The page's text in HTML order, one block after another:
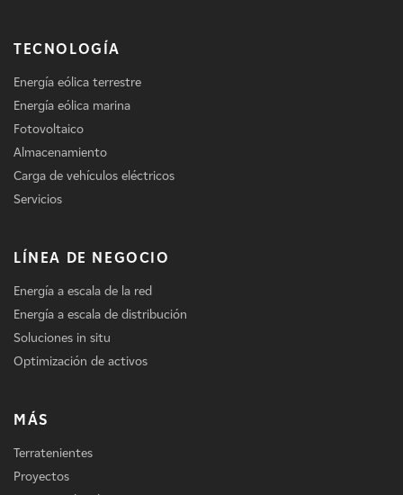
TECNOLOGÍA
Energía eólica terrestre
Energía eólica marina
Fotovoltaico
Almacenamiento
Carga de vehículos eléctricos
Servicios
LÍNEA DE NEGOCIO
Energía a escala de la red
Energía a escala de distribución
Soluciones in situ
Optimización de activos
MÁS
Terratenientes
Proyectos